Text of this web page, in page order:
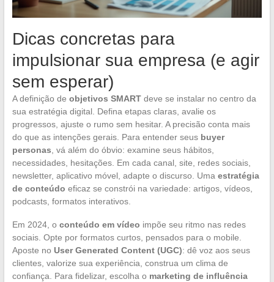
Dicas concretas para
impulsionar sua empresa (e agir
sem esperar)
A definição de objetivos SMARTdeve se instalar no centro da
sua estratégia digital. Defina etapas claras, avalie os
progressos, ajuste o rumo sem hesitar. A precisão conta mais
do que as intenções gerais. Para entender seus buyer
personas , vá além do óbvio: examine seus hábitos,
necessidades, hesitações. Em cada canal, site, redes sociais,
newsletter, aplicativo móvel, adapte o discurso. Uma estratégia
de conteúdo eficaz se constrói na variedade: artigos, vídeos,
podcasts, formatos interativos.
Em 2024, o conteúdo em vídeo impõe seu ritmo nas redes
sociais. Opte por formatos curtos, pensados para o mobile.
Aposte no User Generated Content (UGC): dê voz aos seus
clientes, valorize sua experiência, construa um clima de
confiança. Para fidelizar, escolha o marketing de influência